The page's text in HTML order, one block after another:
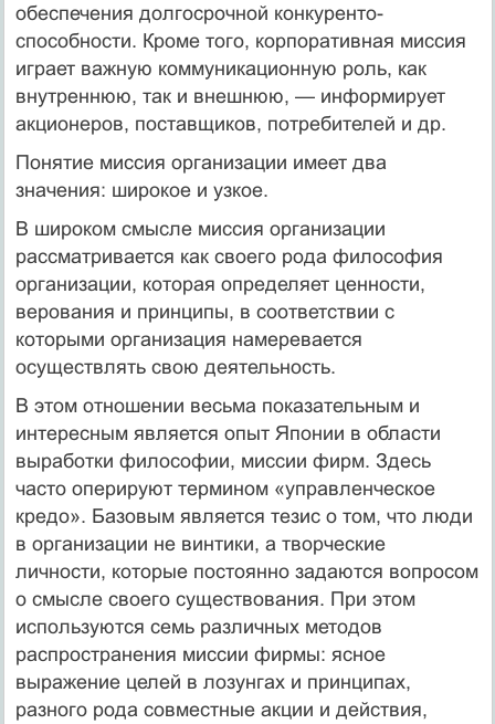
обеспечения долгосрочной конкуренто­
способности. Кроме того, корпоративная миссия
играет важную коммуникационную роль, как
внутреннюю, так и внешнюю, — информирует
акционеров, поставщиков, потребителей и др.
Понятие миссия организации имеет два
значения: широкое и узкое.
В широком смысле миссия организации
рассматривается как своего рода философия
организации, которая определяет ценно­сти,
верования и принципы, в соответствии с
которыми органи­зация намеревается
осуществлять свою деятельность.
В этом отношении весьма показательным и
интересным яв­ляется опыт Японии в области
выработки философии, миссии фирм. Здесь
часто оперируют термином «управленческое
кредо». Базовым является тезис о том, что люди
в организации не вин­тики, а творческие
личности, которые постоянно задаются во­просом
о смысле своего существования. При этом
используются семь различных методов
распространения миссии фирмы: ясное
выражение целей в лозунгах и принципах,
разного рода совме­стные акции и действия,